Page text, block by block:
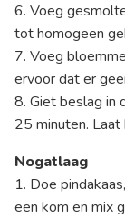
6. Voeg
tot homogeen
7. Voeg
ervoor dat er
8. Giet beslag in
25 minuten.
Nogatlaag
1. Doe
een kom en mix